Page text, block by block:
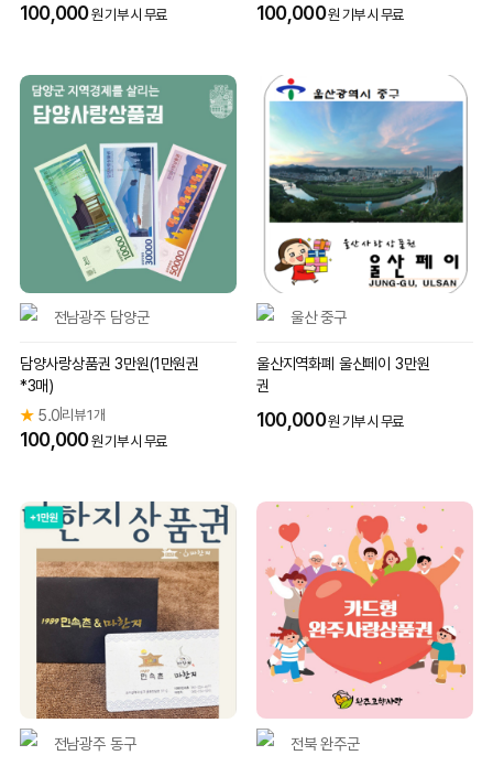
100,000원 기부 시 무료 100,000원 기부 시 무료
전남광주 담양군
담양사랑상품권 3만원(1만원권
*3매)
★5.0 리뷰 1개
100,000원 기부 시 무료
울산 중구
울산지역화폐 울산페이 3만원
권
100,000원 기부 시 무료
전남광주 동구 전북 완주군